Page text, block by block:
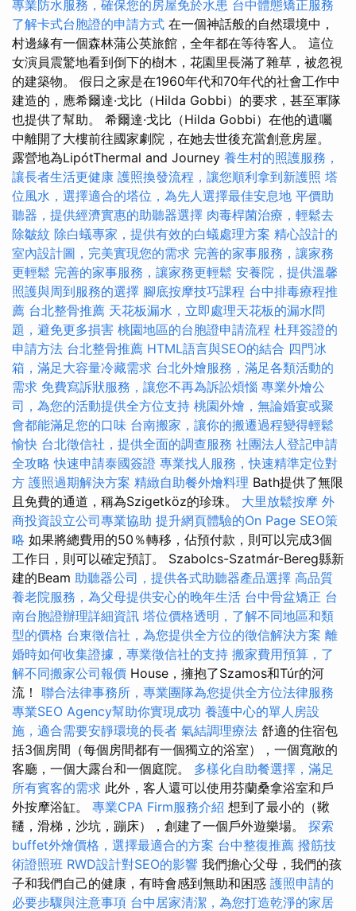
專業防水服務，確保您的房屋免於水患 台中體態矯正服務
了解卡式台胞證的申請方式 在一個神話般的自然環境中，
村邊緣有一個森林蒲公英旅館，全年都在等待客人。 這位
女演員震驚地看到倒下的樹木，花園里長滿了雜草，被忽視
的建築物。 假日之家是在1960年代和70年代的社會工作中
建造的，應希爾達·戈比（Hilda Gobbi）的要求，甚至軍隊
也提供了幫助。 希爾達·戈比（Hilda Gobbi）在他的遺囑
中離開了大樓前往國家劇院，在她去世後充當創意房屋。
露營地為LipótThermal and Journey 養生村的照護服務，
讓長者生活更健康 護照換發流程，讓您順利拿到新護照 塔
位風水，選擇適合的塔位，為先人選擇最佳安息地 平價助
聽器，提供經濟實惠的助聽器選擇 肉毒桿菌治療，輕鬆去
除皺紋 除白蟻專家，提供有效的白蟻處理方案 精心設計的
室內設計圖，完美實現您的需求 完善的家事服務，讓家務
更輕鬆 完善的家事服務，讓家務更輕鬆 安養院，提供溫馨
照護與周到服務的選擇 腳底按摩技巧課程 台中排毒療程推
薦 台北整骨推薦 天花板漏水，立即處理天花板的漏水問
題，避免更多損害 桃園地區的台胞證申請流程 杜拜簽證的
申請方法 台北整骨推薦 HTML語言與SEO的結合 四門冰
箱，滿足大容量冷藏需求 台北外燴服務，滿足各類活動的
需求 免費寫訴狀服務，讓您不再為訴訟煩惱 專業外燴公
司，為您的活動提供全方位支持 桃園外燴，無論婚宴或聚
會都能滿足您的口味 台南搬家，讓你的搬遷過程變得輕鬆
愉快 台北徵信社，提供全面的調查服務 社團法人登記申請
全攻略 快速申請泰國簽證 專業找人服務，快速精準定位對
方 護照過期解決方案 精緻自助餐外燴料理 Bath提供了無限
且免費的通道，稱為Szigetköz的珍珠。 大里放鬆按摩 外
商投資設立公司專業協助 提升網頁體驗的On Page SEO策
略 如果將總費用的50％轉移，佔預付款，則可以完成3個
工作日，則可以確定預訂。 Szabolcs-Szatmár-Bereg縣新
建的Beam 助聽器公司，提供各式助聽器產品選擇 高品質
養老院服務，為父母提供安心的晚年生活 台中骨盆矯正 台
南台胞證辦理詳細資訊 塔位價格透明，了解不同地區和類
型的價格 台東徵信社，為您提供全方位的徵信解決方案 離
婚時如何收集證據，專業徵信社的支持 搬家費用預算，了
解不同搬家公司報價 House，擁抱了Szamos和Túr的河
流！ 聯合法律事務所，專業團隊為您提供全方位法律服務
專業SEO Agency幫助你實現成功 養護中心的單人房設
施，適合需要安靜環境的長者 氣結調理療法 舒適的住宿包
括3個房間（每個房間都有一個獨立的浴室），一個寬敞的
客廳，一個大露台和一個庭院。 多樣化自助餐選擇，滿足
所有賓客的需求 此外，客人還可以使用芬蘭桑拿浴室和戶
外按摩浴缸。 專業CPA Firm服務介紹 想到了最小的（鞦
韆，滑梯，沙坑，蹦床），創建了一個戶外遊樂場。 探索
buffet外燴價格，選擇最適合的方案 台中整復推薦 撥筋技
術證照班 RWD設計對SEO的影響 我們擔心父母，我們的孩
子和我們自己的健康，有時會感到無助和困惑 護照申請的
必要步驟與注意事項 台中居家清潔，為您打造乾淨的家居